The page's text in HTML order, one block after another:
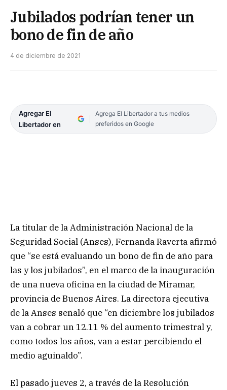
Jubilados podrían tener un
bono de fin de año
4 de diciembre de 2021
Agregar El
Libertador en
Agrega El Libertador a tus medios
preferidos en Google
La titular de la Administración Nacional de la
Seguridad Social (Anses), Fernanda Raverta afirmó
que “se está evaluando un bono de fin de año para
las y los jubilados”, en el marco de la inauguración
de una nueva oficina en la ciudad de Miramar,
provincia de Buenos Aires. La directora ejecutiva
de la Anses señaló que “en diciembre los jubilados
van a cobrar un 12.11 % del aumento trimestral y,
como todos los años, van a estar percibiendo el
medio aguinaldo”.
El pasado jueves 2, a través de la Resolución